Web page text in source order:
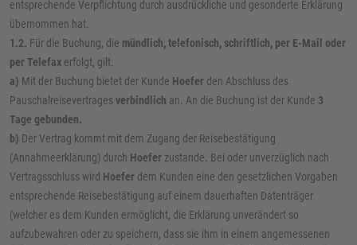
entsprechende Verpflichtung durch ausdrückliche und gesonderte Erklärung
übernommen hat.
1.2. Für die Buchung, die mündlich, telefonisch, schriftlich, per E-Mail oder
per Telefax erfolgt, gilt:
a) Mit der Buchung bietet der Kunde Hoefer den Abschluss des
Pauschalreisevertragesverbindlich an. An die Buchung ist der Kunde 3
Tage gebunden.
b) Der Vertrag kommt mit dem Zugang der Reisebestätigung
(Annahmeerklärung) durch Hoefer zustande. Bei oder unverzüglich nach
Vertragsschluss wird Hoefer dem Kunden eine den gesetzlichen Vorgaben
entsprechende Reisebestätigung auf einem dauerhaften Datenträger
(welcher es dem Kunden ermöglicht, die Erklärung unverändert so
aufzubewahren oder zu speichern, dass sie ihm in einem angemessenen